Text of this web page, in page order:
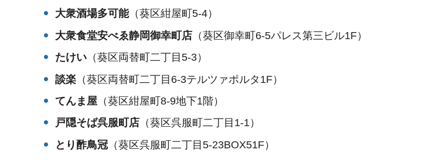
大衆酒場多可能（葵区紺屋町5-4）
大衆食堂安べゑ静岡御幸町店（葵区御幸町6-5パレス第三ビル1F）
たけい（葵区両替町二丁目5-3）
談楽（葵区両替町二丁目6-3テルツァポルタ1F）
てんま屋（葵区紺屋町8-9地下1階）
戸隠そば呉服町店（葵区呉服町二丁目1-1）
とり酢鳥冠（葵区呉服町二丁目5-23BOX51F）